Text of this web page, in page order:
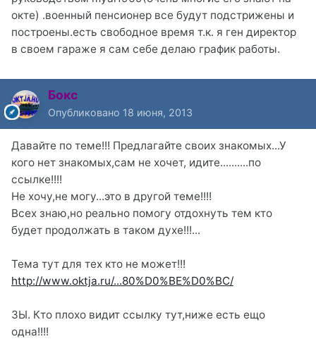
окте) .военный пенсионер все будут подстрижены и
построены.есть свободное время т.к. я ген директор
в своем гараже я сам себе делаю график работы.
Бокс
Опубликовано 18 июня, 2013
Давайте по теме!!! Предлагайте своих знакомых...У
кого нет знакомых,сам не хочет, идите..........по
ссылке!!!!
Не хочу,не могу...это в другой теме!!!!
Всех знаю,но реально помогу отдохнуть тем кто
будет продолжать в таком духе!!!...
Тема тут для тех кто не может!!!
http://www.oktja.ru/...80%D0%BE%D0%BC/
ЗЫ. Кто плохо видит ссылку тут,ниже есть ещо
одна!!!!